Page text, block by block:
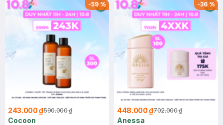
-59%
243.000 ₫590.000 ₫
Cocoon
-36%
448.000 ₫702.000 ₫
Anessa